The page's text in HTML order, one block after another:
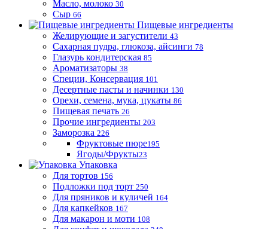
Масло, молоко 30
Сыр 66
Пищевые ингредиенты
Желирующие и загустители 43
Сахарная пудра, глюкоза, айсинги 78
Глазурь кондитерская 85
Ароматизаторы 38
Специи, Консервация 101
Десертные пасты и начинки 130
Орехи, семена, мука, цукаты 86
Пищевая печать 26
Прочие ингредиенты 203
Заморозка 226
Фруктовые пюре195
Ягоды/Фрукты23
Упаковка
Для тортов 156
Подложки под торт 250
Для пряников и куличей 164
Для капкейков 167
Для макарон и моти 108